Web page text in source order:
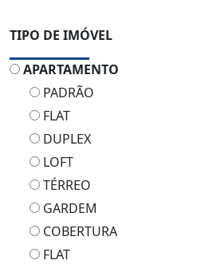
TIPO DE IMÓVEL
APARTAMENTO
PADRÃO
FLAT
DUPLEX
LOFT
TÉRREO
GARDEM
COBERTURA
FLAT